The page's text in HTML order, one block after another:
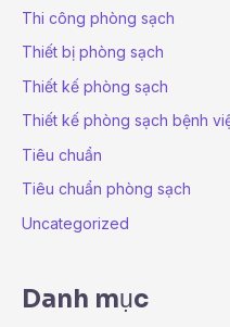
Thi công phòng sạch
Thiết bị phòng sạch
Thiết kế phòng sạch
Thiết kế phòng sạch bệnh
Tiêu chuẩn
Tiêu chuẩn phòng sạch
Uncategorized
Danh mục